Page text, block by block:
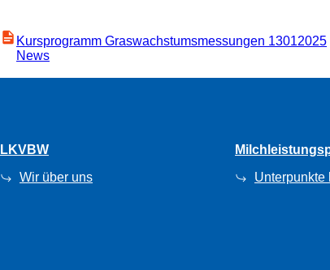
Kursprogramm Graswachstumsmessungen 13012025
News
LKVBW
Wir über uns
Unterpunkte